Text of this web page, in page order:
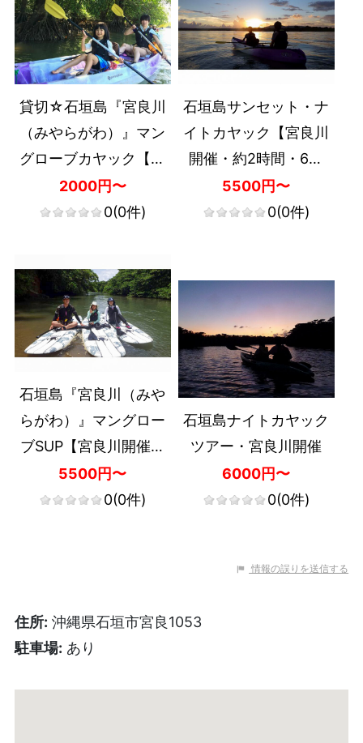
貸切☆石垣島『宮良川
（みやらがわ）』マン
グローブカヤック【宮
良川開催・約2時間・0
歳～・記念写真付き
2000円〜
0(0件)
石垣島サンセット・ナ
イトカヤック【宮良川
開催・約2時間・6歳
～・記念写真付き（デ
ータ）・送迎なし】
5500円〜
0(0件)
石垣島『宮良川（みや
らがわ）』マングロー
ブSUP【宮良川開催・
約2時間半・10歳～・1
組限定・ガイド貸切・
5500円〜
0(0件)
石垣島ナイトカヤック
ツアー・宮良川開催
6000円〜
0(0件)
情報の誤りを送信する
住所: 沖縄県石垣市宮良1053
駐車場: あり